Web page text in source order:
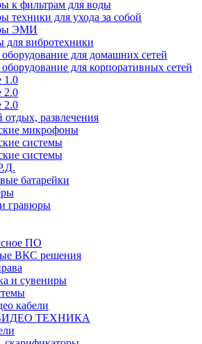
к фильтрам для воды
техники для ухода за собой
ЭМИ
для вибротехники
для домашних сетей
для корпоративных сетей
1.0
2.0
2.0
развлечения
микрофоны
системы
системы
батарейки
гравюры
ПО
ВКС решения
и сувениры
кабели
ТЕХНИКА